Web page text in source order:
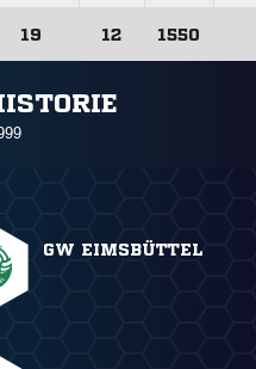
19 12 1550
GW EIMSBÜTTEL